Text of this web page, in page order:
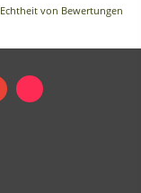
Echtheit von Bewertungen